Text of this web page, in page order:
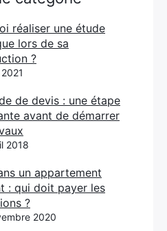
réaliser une étude
lors de sa
?
de devis : une étape
avant de démarrer
2018
un appartement
: qui doit payer les
?
2020